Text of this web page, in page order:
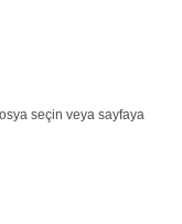
seçin veya sayfaya